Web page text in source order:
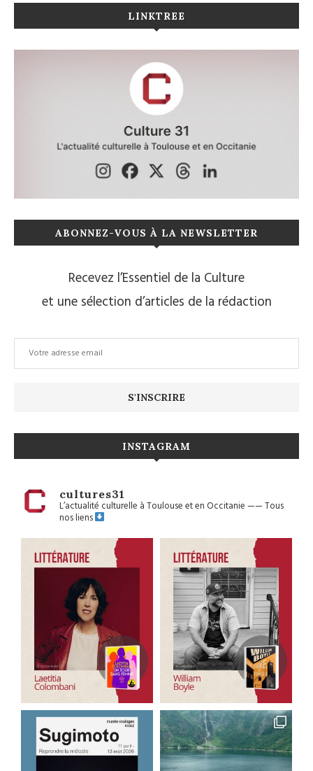
LINKTREE
ABONNEZ-VOUS À LA NEWSLETTER
Recevez l’Essentiel de la Culture
et une sélection d’articles de la rédaction
INSTAGRAM
cultures31
L’actualité culturelle à Toulouse et en Occitanie——Tous
nos liens